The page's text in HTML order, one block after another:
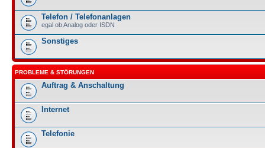
Telefon / Telefonanlagen
egal ob Analog oder ISDN
Sonstiges
PROBLEME & STÖRUNGEN
Auftrag & Anschaltung
Internet
Telefonie